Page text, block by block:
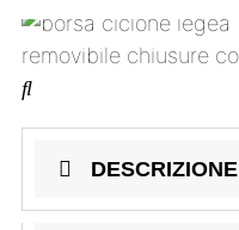
DESCRIZIONE